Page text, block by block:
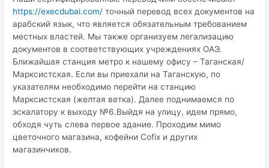
https://execdubai.com/ точный перевод всех документов на
арабский язык, что является обязательным требованием
местных властей. Мы также организуем легализацию
документов в соответствующих учреждениях ОАЭ.
Ближайшая станция метро к нашему офису – Таганская/
Марксистская. Если вы приехали на Таганскую, по
указателям необходимо перейти на станцию
Марксистская (желтая ветка). Далее поднимаемся по
эскалатору к выходу №6.Выйдя на улицу, идем прямо,
обходя чуть слева первое здание. Проходим мимо
цветочного магазина, кофейни Cofix и других
магазинчиков.